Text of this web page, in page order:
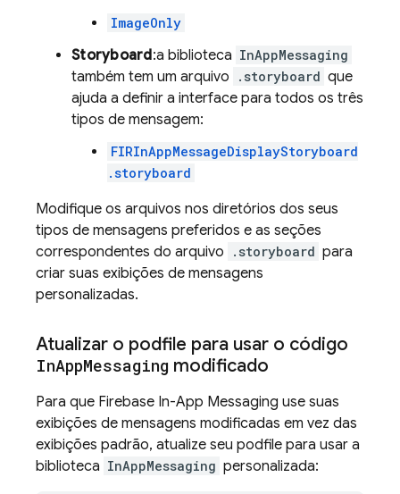
ImageOnly
Storyboard:a biblioteca InAppMessaging
também tem um arquivo .storyboard que
ajuda a definir a interface para todos os três
tipos de mensagem:
FIRInAppMessageDisplayStoryboard
.storyboard
Modifique os arquivos nos diretórios dos seus
tipos de mensagens preferidos e as seções
correspondentes do arquivo
.storyboard para
criar suas exibições de mensagens
personalizadas.
Atualizar o podfile para usar o código
InAppMessaging modificado
Para que Firebase In-App Messaging use suas
exibições de mensagens modificadas em vez das
exibições padrão, atualize seu podfile para usar a
biblioteca InAppMessaging personalizada: